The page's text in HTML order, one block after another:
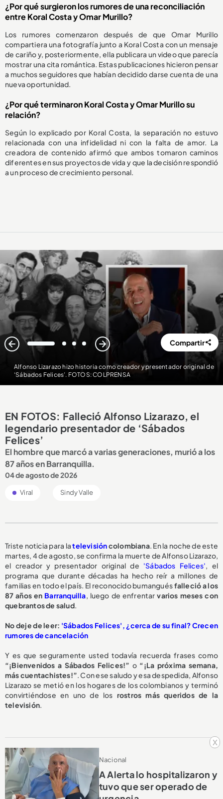
x
¿Por qué surgieron los rumores de una reconciliación
entre Koral Costa y Omar Murillo?
Los rumores comenzaron después de que Omar Murillo
compartiera una fotografía junto a Koral Costa con un mensaje
de cariño y, posteriormente, ella publicara un video que parecía
mostrar una cita romántica. Estas publicaciones hicieron pensar
a muchos seguidores que habían decidido darse cuenta de una
nueva oportunidad.
¿Por qué terminaron Koral Costa y Omar Murillo su
relación?
Según lo explicado por Koral Costa, la separación no estuvo
relacionada con una infidelidad ni con la falta de amor. La
creadora de contenido afirmó que ambos tomaron caminos
diferentes en sus proyectos de vida y que la decisión respondió
a un proceso de crecimiento personal.
Alfonso Lizarazo hizo historia como creador y presentador original de
‘Sábados Felices’. FOTOS: COLPRENSA
1 2 3 4 Compartir
EN FOTOS: Falleció Alfonso Lizarazo, el
legendario presentador de ‘Sábados
Felices’
El hombre que marcó a varias generaciones, murió a los
87 años en Barranquilla.
04 de agosto de 2026
Viral Sindy Valle
Triste noticia para latelevisióncolombiana. En la noche de este
martes, 4 de agosto, se confirma la muerte de Alfonso Lizarazo,
el creador y presentador original de 'Sábados Felices', el
programa que durante décadas ha hecho reír a millones de
familias en todo el país. El reconocido bumanguésfalleció a los
87 años en Barranquilla, luego de enfrentarvarios meses con
quebrantos de salud.
No deje de leer: 'Sábados Felices', ¿cerca de su final? Crecen
rumores de cancelación
Y es que seguramente usted todavía recuerda frases como
“¡Bienvenidos a Sábados Felices!” o “¡La próxima semana,
más cuentachistes!”. Con ese saludo y esa despedida, Alfonso
Lizarazo se metió en los hogares de los colombianos y terminó
convirtiéndose en uno de los rostros más queridos de la
televisión.
Nacional
A Alerta lo hospitalizaron y
tuvo que ser operado de